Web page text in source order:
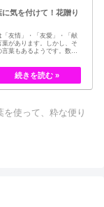
気を付けて！花贈り
友情」・「友愛」・「献
があります。しかし、そ
葉もあるようです。数多
ット・ティー」の中には、
在していませんでした。
家ジョセフ・ペルネ＝デ…
を使って、粋な便り